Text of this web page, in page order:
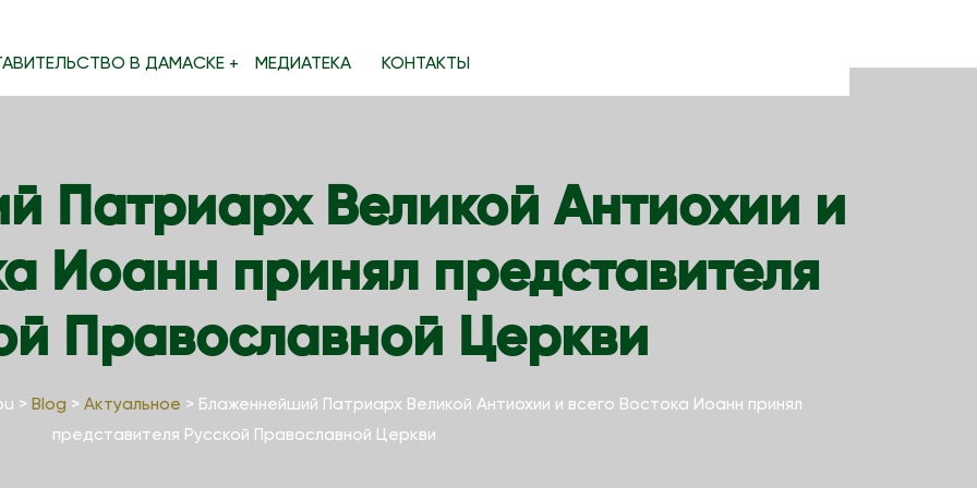
В ДАМАСКЕ МЕДИАТЕКА КОНТАКТЫ
Патриарх Великой Антиохии и
Иоанн принял представителя
Православной Церкви
> Blog > Актуальное > Блаженнейший Патриарх Великой Антиохии и всего Востока Иоанн принял
представителя Русской Православной Церкви